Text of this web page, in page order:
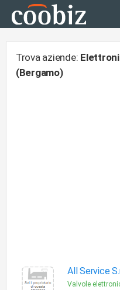
Trova aziende:
(Bergamo)
All Service
Valvole